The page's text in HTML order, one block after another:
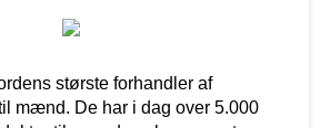
største forhandler af
mænd. De har i dag over 5.000